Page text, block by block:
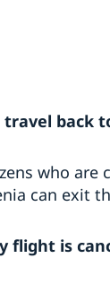
back
who are
can exit
flight is